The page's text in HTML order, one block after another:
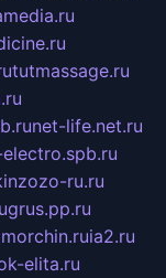
tutmassage.ru
net-life.net.ru
ru.ru
ia2.ru
elita.ru